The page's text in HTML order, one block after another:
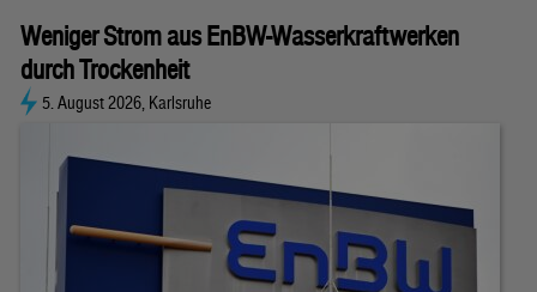
Weniger Strom aus EnBW-Wasserkraftwerken
durch Trockenheit
5. August 2026, Karlsruhe